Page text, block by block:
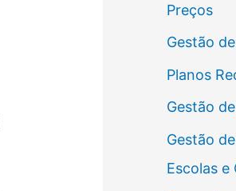
Preços
Gestão
Planos
Gestão
Gestão
Escolas e